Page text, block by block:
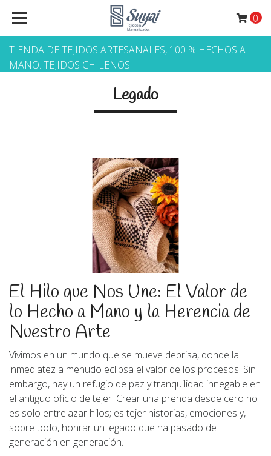
TIENDA DE TEJIDOS ARTESANALES, 100 % HECHOS A
MANO. TEJIDOS CHILENOS
0
Legado
El Hilo que Nos Une: El Valor de
lo Hecho a Mano y la Herencia de
Nuestro Arte
Vivimos en un mundo que se mueve deprisa, donde la
inmediatez a menudo eclipsa el valor de los procesos. Sin
embargo, hay un refugio de paz y tranquilidad innegable en
el antiguo oficio de tejer. Crear una prenda desde cero no
es solo entrelazar hilos; es tejer historias, emociones y,
sobre todo, honrar un legado que ha pasado de
generación en generación.